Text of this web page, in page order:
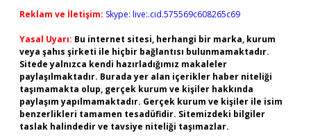
Reklam ve İletişim: Skype: live:.cid.575569c608265c69
Yasal Uyarı: Bu internet sitesi, herhangi bir marka, kurum
veya şahıs şirketi ile hiçbir bağlantısı bulunmamaktadır.
Sitede yalnızca kendi hazırladığımız makaleler
paylaşılmaktadır. Burada yer alan içerikler haber niteliği
taşımamakta olup, gerçek kurum ve kişiler hakkında
paylaşım yapılmamaktadır. Gerçek kurum ve kişiler ile isim
benzerlikleri tamamen tesadüfidir. Sitemizdeki bilgiler
taslak halindedir ve tavsiye niteliği taşımazlar.